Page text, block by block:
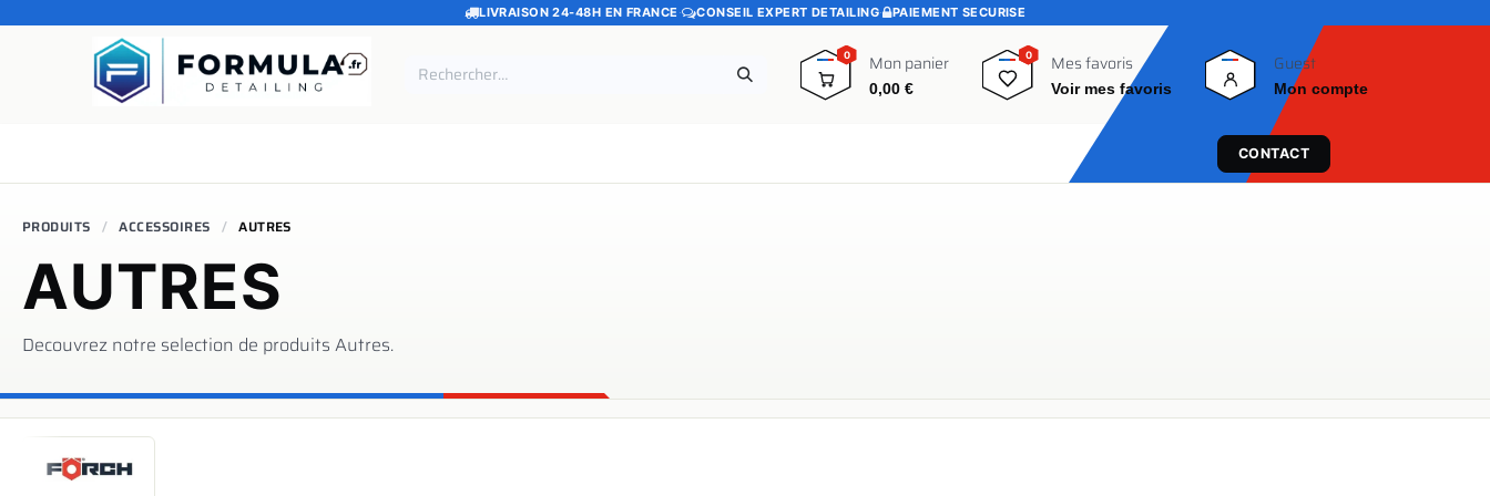
SE RENDRE AU CONTENU
LIVRAISON 24-48H EN FRANCE · CONSEIL EXPERT DETAILING· PAIEMENT SECURISE
0 Mon panier
0,00€
0
0 Mes favoris
Voir mes favoris
Guest
Mon compte
CONTACT
PRODUITS ACCESSOIRES AUTRES
AUTRES
Decouvrez notre selection de produits Autres.